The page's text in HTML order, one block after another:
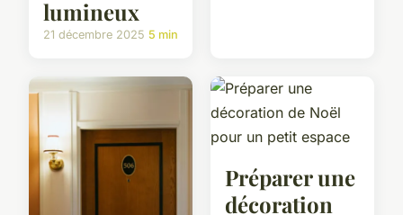
lumineux
21 décembre 2025 5 min
Préparer une
décoration